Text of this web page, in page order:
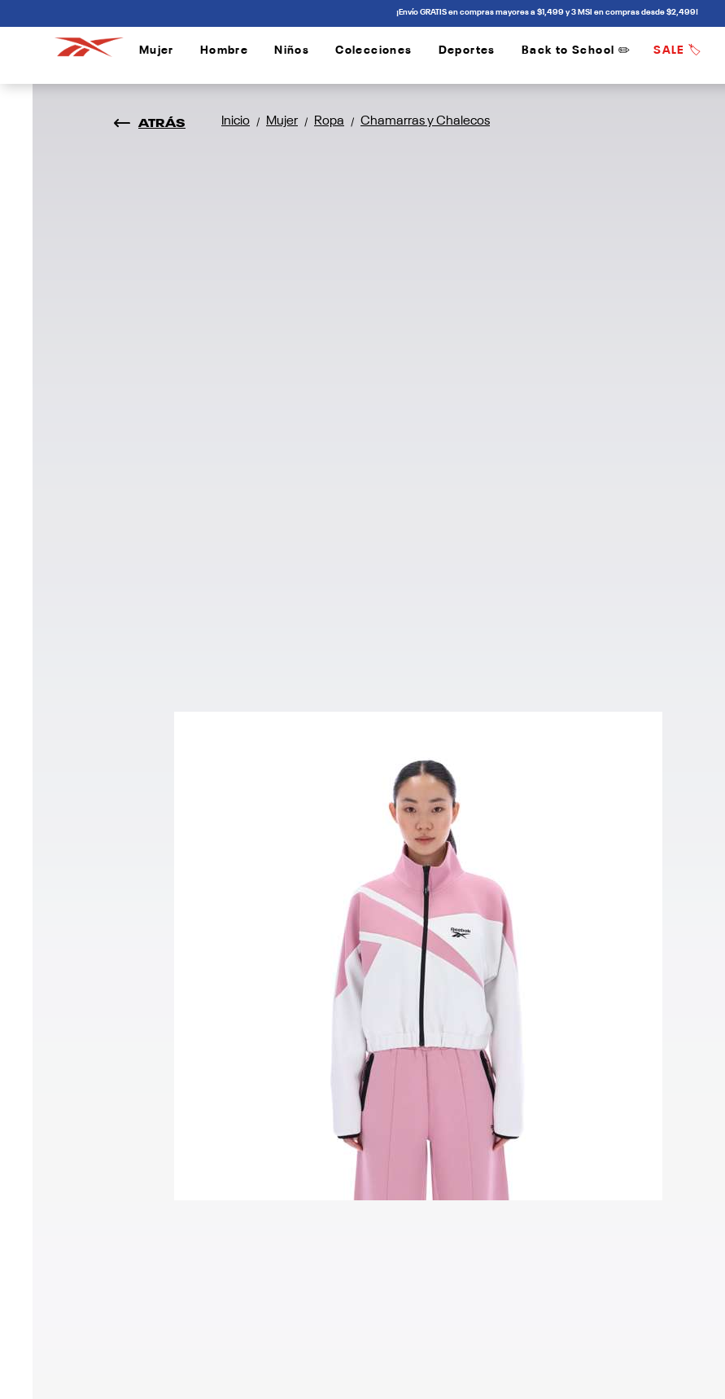
¡Envío GRATIS en compras mayores a $1,499 y 3 MSI en compras desde $2,499!
Mujer Hombre Niños Colecciones Deportes Back to School ✏️ SALE 🏷️
ATRÁS Inicio / Mujer / Ropa / Chamarras y Chalecos